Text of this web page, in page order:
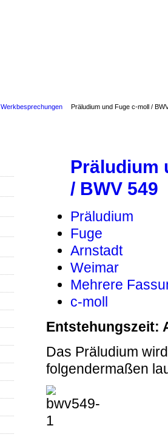
Werkbesprechungen Präludium und Fuge c-moll /
Präludium
/ BWV 549
Präludium
Fuge
Arnstadt
Weimar
Mehrere
c-moll
Entstehungszeit:
Das Präludium
folgendermaßen